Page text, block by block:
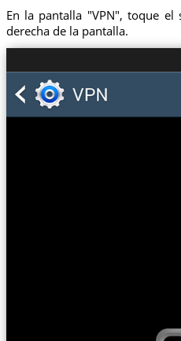
En la pantalla "VPN", toque
derecha de la pantalla.